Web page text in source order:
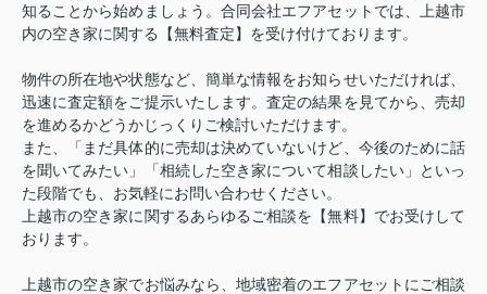
知ることから始めましょう。合同会社エフアセットでは、上越市
内の空き家に関する【無料査定】を受け付けております。
物件の所在地や状態など、簡単な情報をお知らせいただければ、
迅速に査定額をご提示いたします。査定の結果を見てから、売却
を進めるかどうかじっくりご検討いただけます。
また、「まだ具体的に売却は決めていないけど、今後のために話
を聞いてみたい」「相続した空き家について相談したい」といっ
た段階でも、お気軽にお問い合わせください。
上越市の空き家に関するあらゆるご相談を【無料】でお受けして
おります。
上越市の空き家でお悩みなら、地域密着のエフアセットにご相談